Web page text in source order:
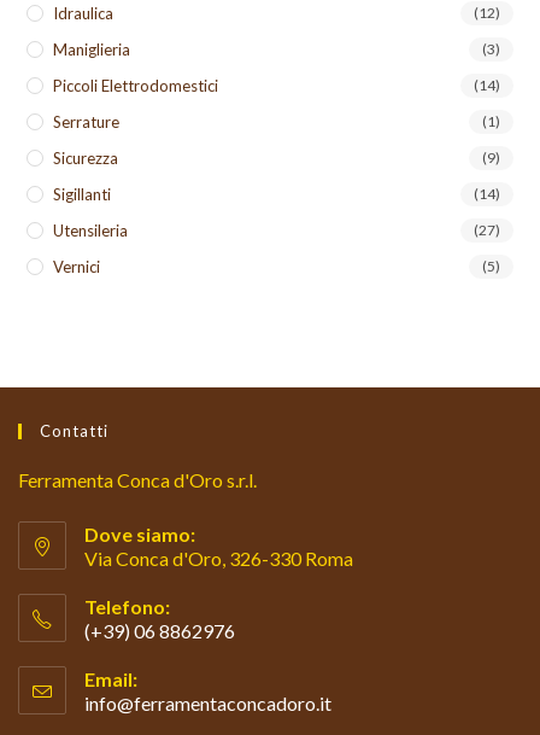
Idraulica (12)
Maniglieria (3)
Piccoli Elettrodomestici (14)
Serrature (1)
Sicurezza (9)
Sigillanti (14)
Utensileria (27)
Vernici (5)
Contatti
Ferramenta Conca d'Oro s.r.l.
Dove siamo:
Via Conca d'Oro, 326-330 Roma
Telefono:
(+39) 06 8862976
in
your
Email:
info@ferramentaconcadoro.itOpens